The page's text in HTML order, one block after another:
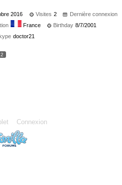
2016 Visites 2
Dernière connexion
France Birthday 8/7/2001
doctor21
2
Connexion